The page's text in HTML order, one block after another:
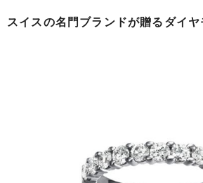
スイスの名門ブランドが贈るダイ